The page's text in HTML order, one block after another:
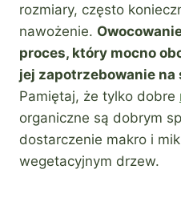
rozmiary, często
nawożenie.
proces, który mocno
jej zapotrzebowanie na
Pamiętaj, że tylko dobre
organiczne są dobrym
dostarczenie makro i
wegetacyjnym drzew.